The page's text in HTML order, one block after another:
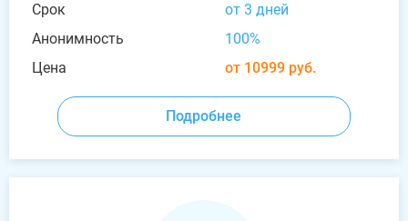
Срок
от 3 дней
Анонимность
100%
Цена
от 10999 руб.
Подробнее